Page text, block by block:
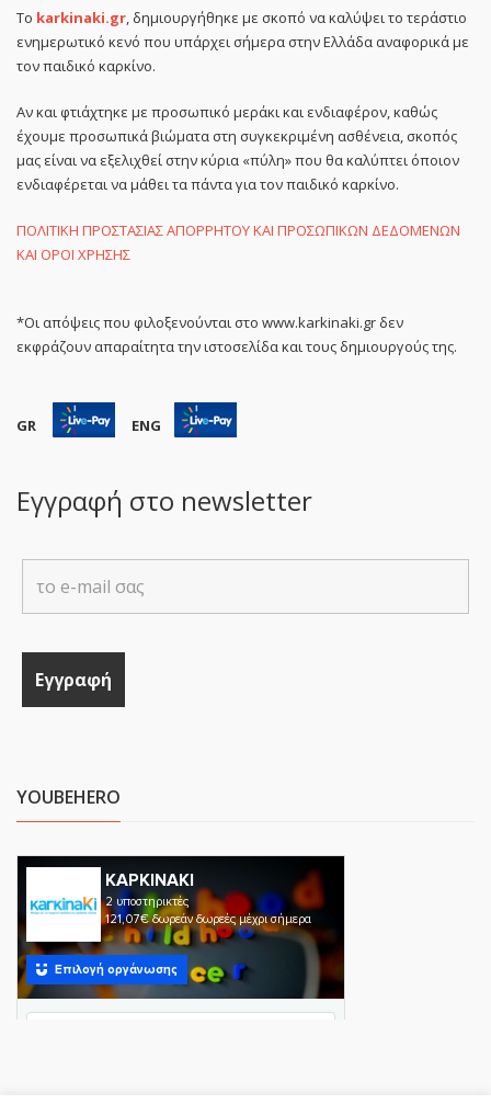
Το karkinaki.gr , δημιουργήθηκε με σκοπό να καλύψει το τεράστιο
ενημερωτικό κενό που υπάρχει σήμερα στην Ελλάδα αναφορικά με
τον παιδικό καρκίνο.
Αν και φτιάχτηκε με προσωπικό μεράκι και ενδιαφέρον, καθώς
έχουμε προσωπικά βιώματα στη συγκεκριμένη ασθένεια, σκοπός
μας είναι να εξελιχθεί στην κύρια «πύλη» που θα καλύπτει όποιον
ενδιαφέρεται να μάθει τα πάντα για τον παιδικό καρκίνο.
ΠΟΛΙΤΙΚΗ ΠΡΟΣΤΑΣΙΑΣ ΑΠΟΡΡΗΤΟΥ ΚΑΙ ΠΡΟΣΩΠΙΚΩΝ ΔΕΔΟΜΕΝΩΝ
ΚΑΙ ΟΡΟΙ ΧΡΗΣΗΣ
*Οι απόψεις που φιλοξενούνται στο www.karkinaki.gr δεν
εκφράζουν απαραίτητα την ιστοσελίδα και τους δημιουργούς της.
GR ENG
Εγγραφή στο newsletter
YOUBEHERO